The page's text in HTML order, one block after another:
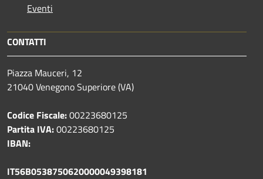
Eventi
CONTATTI
Piazza Mauceri, 12
21040 Venegono Superiore (VA)
Codice Fiscale:00223680125
Partita IVA:00223680125
IBAN:
IT56B0538750620000049398181